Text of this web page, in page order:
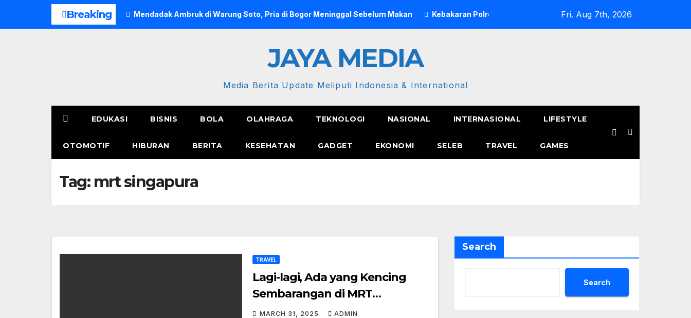
Breaking Mendadak Ambruk di Warung Soto, Pria di Bogor Meninggal Sebelum Makan Kebakaran Polres Metro Jakarta Barat Hebohkan Pagi Hari, Ini Fakta
Fri. Aug 7th, 2026
JAYA MEDIA
Media Berita Update Meliputi Indonesia & International
EDUKASI BISNIS BOLA OLAHRAGA TEKNOLOGI NASIONAL INTERNASIONAL LIFESTYLE
OTOMOTIF HIBURAN BERITA KESEHATAN GADGET EKONOMI SELEB TRAVEL GAMES
Tag: mrt singapura
TRAVEL
Lagi-lagi, Ada yang Kencing
Sembarangan di MRT
Singapura
MARCH 31, 2025 ADMIN
Search
Search